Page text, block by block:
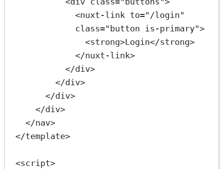
<nuxt-link to="/login"
class="button is-primary">
<strong>Login</strong>
</nuxt-link>
</div>
</div>
</div>
</div>
</nav>
</template>
<script>